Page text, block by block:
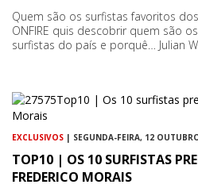
Quem são os surfistas favoritos
ONFIRE quis descobrir quem são
surfistas do país e porquê… Julian
EXCLUSIVOS | SEGUNDA-FEIRA, 12
TOP10 | OS 10 SURFISTAS
FREDERICO MORAIS